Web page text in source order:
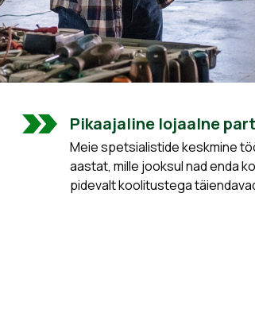
Pikaajaline lojaalne
Meie spetsialistide keskmine
aastat, mille jooksul nad enda
pidevalt koolitustega